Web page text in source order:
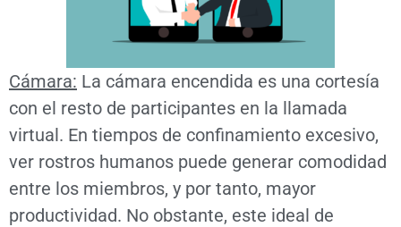
Cámara: La cámara encendida es una cortesía
con el resto de participantes en la llamada
virtual. En tiempos de confinamiento excesivo,
ver rostros humanos puede generar comodidad
entre los miembros, y por tanto, mayor
productividad. No obstante, este ideal de